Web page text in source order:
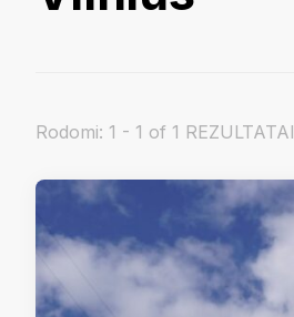
Rodomi: 1 - 1 of 1 REZULTATAI